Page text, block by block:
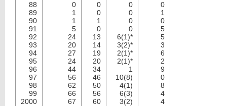
88
89
90
91
92
93
94
95
96
97
98
99
2000
0
1
1
5
24
20
27
24
44
56
62
66
67
0
0
1
0
13
14
19
20
34
46
50
56
60
0
0
0
0
6(1)*
3(2)*
2(1)*
2(1)*
1
10(8)
4(1)
6(3)
3(2)
0
1
0
5
5
3
6
2
9
0
8
4
4